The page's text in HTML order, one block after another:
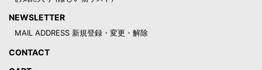
NEWSLETTER
MAIL ADDRESS 新規登録・変更・解除
CONTACT